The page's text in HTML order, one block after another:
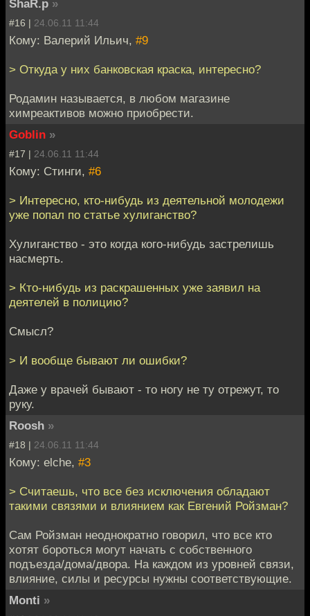
ShaR.p »
#16 | 24.06.11 11:44
Кому: Валерий Ильич, #9
> Откуда у них банковская краска, интересно?
Родамин называется, в любом магазине
химреактивов можно приобрести.
Goblin »
#17 | 24.06.11 11:44
Кому: Стинги, #6
> Интересно, кто-нибудь из деятельной молодежи
уже попал по статье хулиганство?
Хулиганство - это когда кого-нибудь застрелишь
насмерть.
> Кто-нибудь из раскрашенных уже заявил на
деятелей в полицию?
Смысл?
> И вообще бывают ли ошибки?
Даже у врачей бывают - то ногу не ту отрежут, то
руку.
Roosh »
#18 | 24.06.11 11:44
Кому: elche, #3
> Считаешь, что все без исключения обладают
такими связями и влиянием как Евгений Ройзман?
Сам Ройзман неоднократно говорил, что все кто
хотят бороться могут начать с собственного
подъезда/дома/двора. На каждом из уровней связи,
влияние, силы и ресурсы нужны соответствующие.
Monti »